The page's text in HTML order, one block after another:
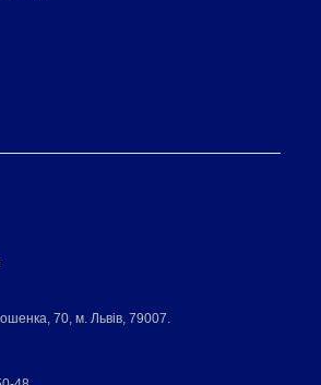
70, м. Львів, 79007.